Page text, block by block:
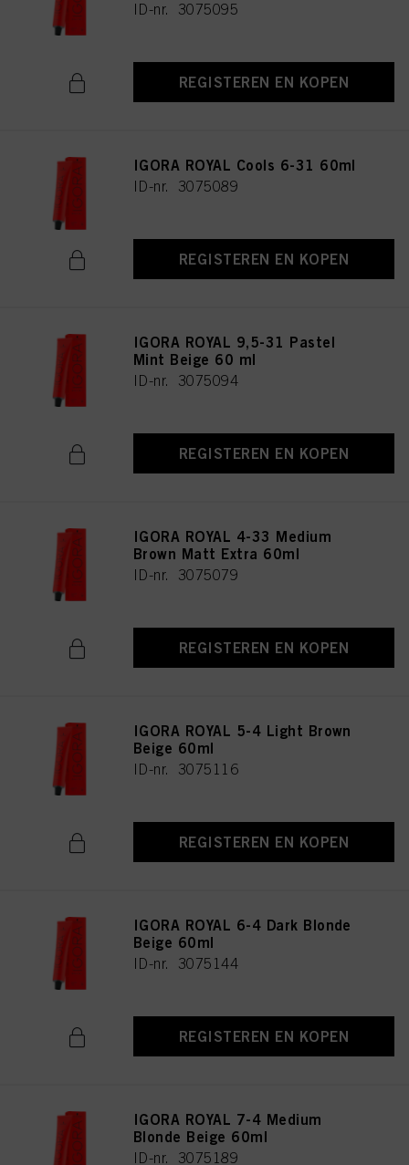
ID-nr. 3075095
REGISTEREN EN KOPEN
IGORA ROYAL Cools 6-31 60ml
ID-nr. 3075089
REGISTEREN EN KOPEN
IGORA ROYAL 9,5-31 Pastel
Mint Beige 60 ml
ID-nr. 3075094
REGISTEREN EN KOPEN
IGORA ROYAL 4-33 Medium
Brown Matt Extra 60ml
ID-nr. 3075079
REGISTEREN EN KOPEN
IGORA ROYAL 5-4 Light Brown
Beige 60ml
ID-nr. 3075116
REGISTEREN EN KOPEN
IGORA ROYAL 6-4 Dark Blonde
Beige 60ml
ID-nr. 3075144
REGISTEREN EN KOPEN
IGORA ROYAL 7-4 Medium
Blonde Beige 60ml
ID-nr. 3075189